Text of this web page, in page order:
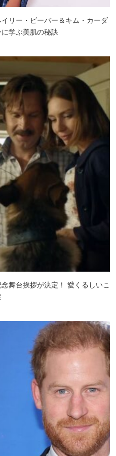
リー・ビーバー＆キム・カーダ
学ぶ美肌の秘訣
舞台挨拶が決定！ 愛くるしいこ